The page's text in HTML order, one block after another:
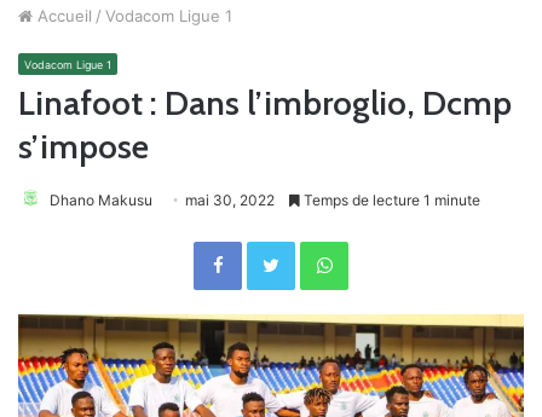
Accueil / Vodacom Ligue 1
Vodacom Ligue 1
Linafoot : Dans l’imbroglio, Dcmp
s’impose
Dhano Makusu mai 30, 2022 Temps de lecture 1 minute
FacebookTwitterWhatsApp